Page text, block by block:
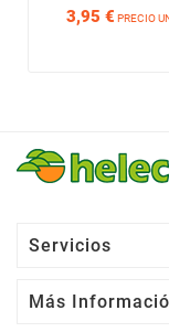
3,95 € PRECIO
Servicios
Más